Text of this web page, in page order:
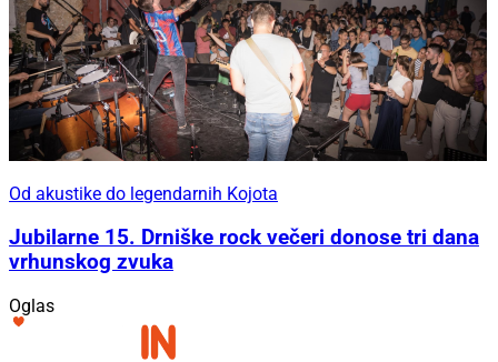
Od akustike do legendarnih Kojota
Jubilarne 15. Drniške rock večeri donose tri dana
vrhunskog zvuka
Oglas